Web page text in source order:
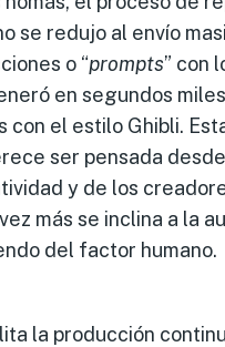
se redujo al envío
o “prompts” con
en segundos
con el estilo Ghibli.
ser pensada
y de los
más se inclina a la
del factor humano.
la producción